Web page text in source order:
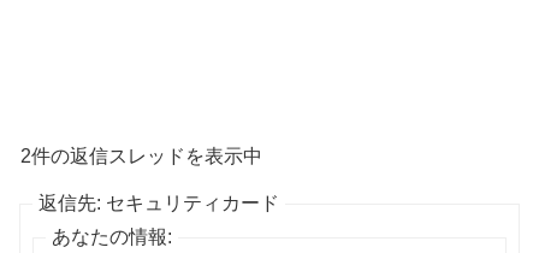
2件の返信スレッドを表示中
返信先: セキュリティカード
あなたの情報: